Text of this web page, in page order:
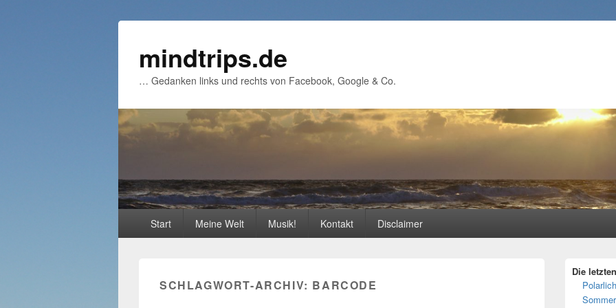
mindtrips.de
… Gedanken links und rechts von Facebook, Google & Co.
Start Meine Welt Musik! Kontakt Disclaimer
SCHLAGWORT-ARCHIV: BARCODE
Seitenleisten-
Die